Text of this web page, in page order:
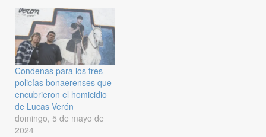
Condenas para los tres
policías bonaerenses que
encubrieron el homicidio
de Lucas Verón
domingo, 5 de mayo de
2024